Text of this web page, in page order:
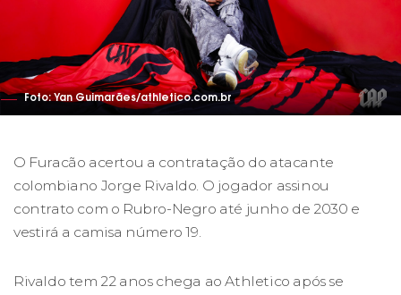
Foto: Yan Guimarães/athletico.com.br
O Furacão acertou a contratação do atacante
colombiano Jorge Rivaldo. O jogador assinou
contrato com o Rubro-Negro até junho de 2030 e
vestirá a camisa número 19.
Rivaldo tem 22 anos chega ao Athletico após se